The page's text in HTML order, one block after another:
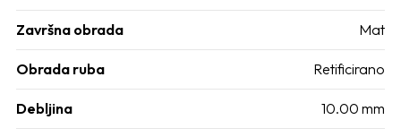
Završna obrada Mat
Obrada ruba Retificirano
Debljina 10.00 mm